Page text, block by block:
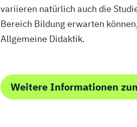
variieren natürlich auch die
Bereich Bildung erwarten
Allgemeine Didaktik.
Weitere Informationen